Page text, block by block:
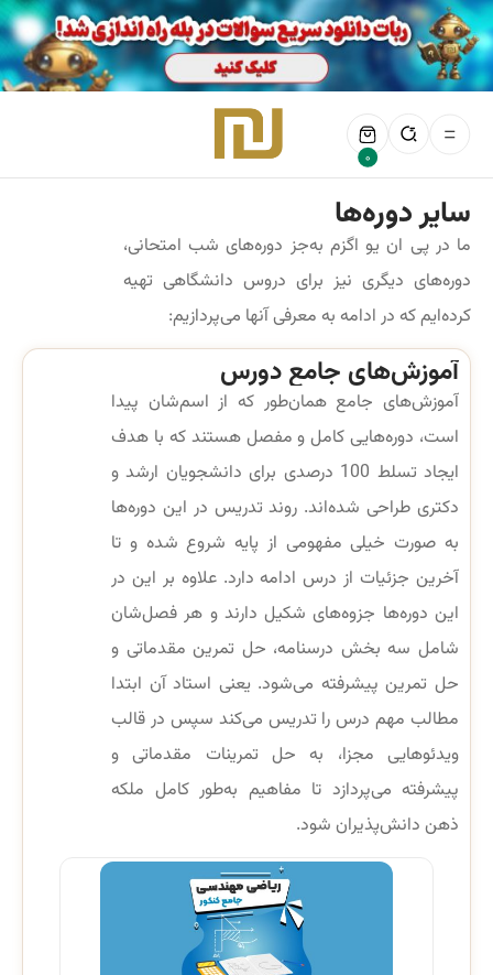
0
سایر دوره‌ها
ما در پی ان یو اگزم به‌جز دوره‌های شب امتحانی،
دوره‌های دیگری نیز برای دروس دانشگاهی تهیه
کرده‌ایم که در ادامه به معرفی آنها می‌پردازیم:
آموزش‌های جامع دورس
آموزش‌های جامع همان‌طور که از اسم‌شان پیدا
است، دوره‌هایی کامل و مفصل هستند که با هدف
ایجاد تسلط 100 درصدی برای دانشجویان ارشد و
دکتری طراحی شده‌اند. روند تدریس در این دوره‌ها
به صورت خیلی مفهومی از پایه شروع شده و تا
آخرین جزئیات از درس ادامه دارد. علاوه بر این در
این دوره‌ها جزوه‌های شکیل دارند و هر فصل‌شان
شامل سه بخش درسنامه، حل تمرین مقدماتی و
حل تمرین پیشرفته می‌شود. یعنی استاد‌ آن ابتدا
مطالب مهم درس را تدریس می‌کند سپس در قالب
ویدئوهایی مجزا، به حل تمرینات مقدماتی و
پیشرفته می‌پردازد تا مفاهیم به‌طور کامل ملکه
ذهن دانش‌پذیران شود.